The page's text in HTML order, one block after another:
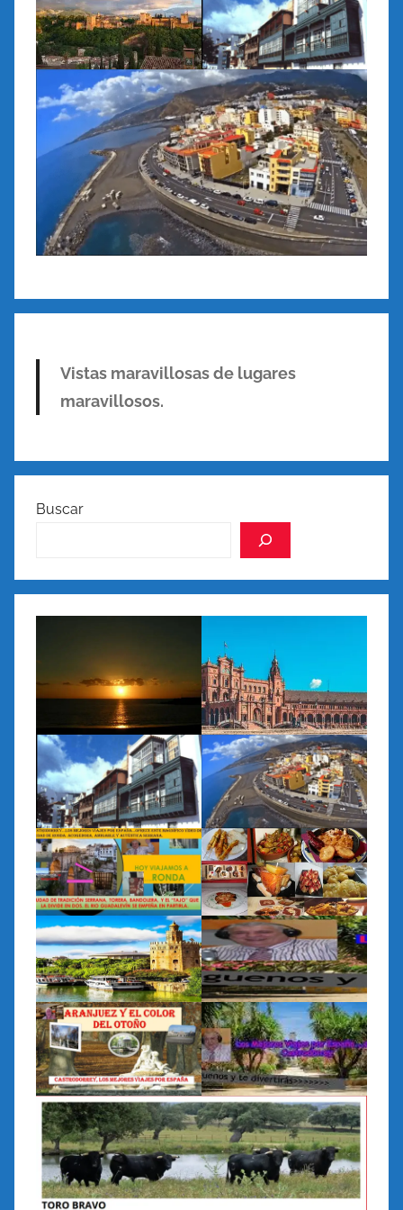
Vistas maravillosas de lugares
maravillosos.
Buscar